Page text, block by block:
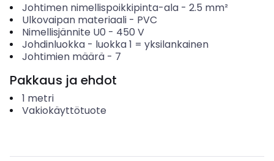
Johtimen nimellispoikkipinta-ala- 2.5 mm²
Ulkovaipan materiaali- PVC
Nimellisjännite U0 - 450 V
Johdinluokka- luokka 1 = yksilankainen
Johtimien määrä- 7
Pakkaus ja ehdot
1 metri
Vakiokäyttötuote